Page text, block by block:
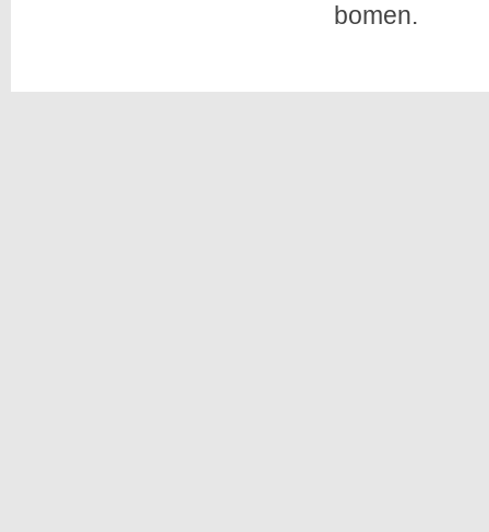
bomen.